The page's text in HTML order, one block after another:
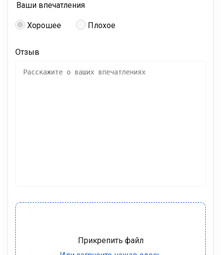
Ваши впечатления
Хорошее Плохое
Отзыв